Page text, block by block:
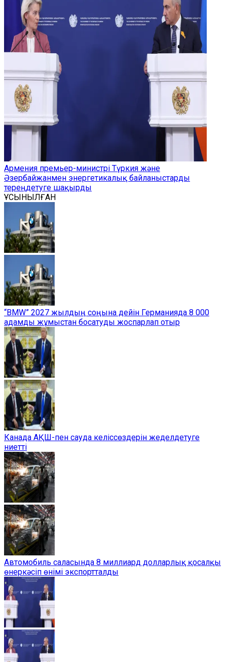
Армения премьер-министрі Түркия және
Әзербайжанмен энергетикалық байланыстарды
тереңдетуге шақырды
ҰСЫНЫЛҒАН
“BMW” 2027 жылдың соңына дейін Германияда 8 000
адамды жұмыстан босатуды жоспарлап отыр
Канада АҚШ-пен сауда келіссөздерін жеделдетуге
ниетті
Автомобиль саласында 8 миллиард долларлық қосалқы
өнеркәсіп өнімі экспортталды